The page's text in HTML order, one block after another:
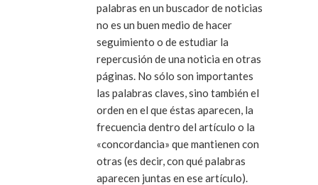
palabras en un buscador de noticias
no es un buen medio de hacer
seguimiento o de estudiar la
repercusión de una noticia en otras
páginas. No sólo son importantes
las palabras claves, sino también el
orden en el que éstas aparecen, la
frecuencia dentro del artículo o la
«concordancia» que mantienen con
otras (es decir, con qué palabras
aparecen juntas en ese artículo).